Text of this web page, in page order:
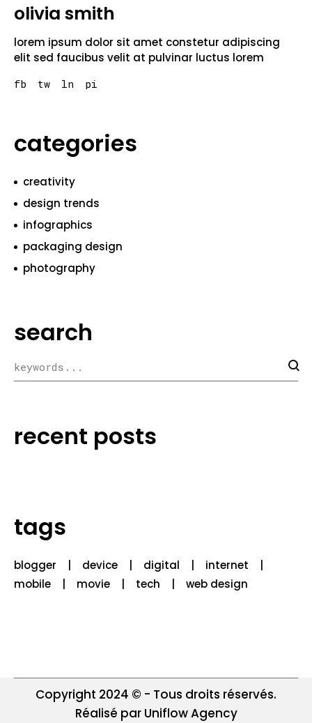
olivia smith
lorem ipsum dolor sit amet constetur adipiscing
elit sed faucibus velit at pulvinar luctus lorem
fb tw ln pi
categories
creativity
design trends
infographics
packaging design
photography
search
recent posts
tags
blogger device digital
internet
mobile
movie tech web design
Copyright 2024 © - Tous droits réservés.
Réalisé par Uniflow Agency